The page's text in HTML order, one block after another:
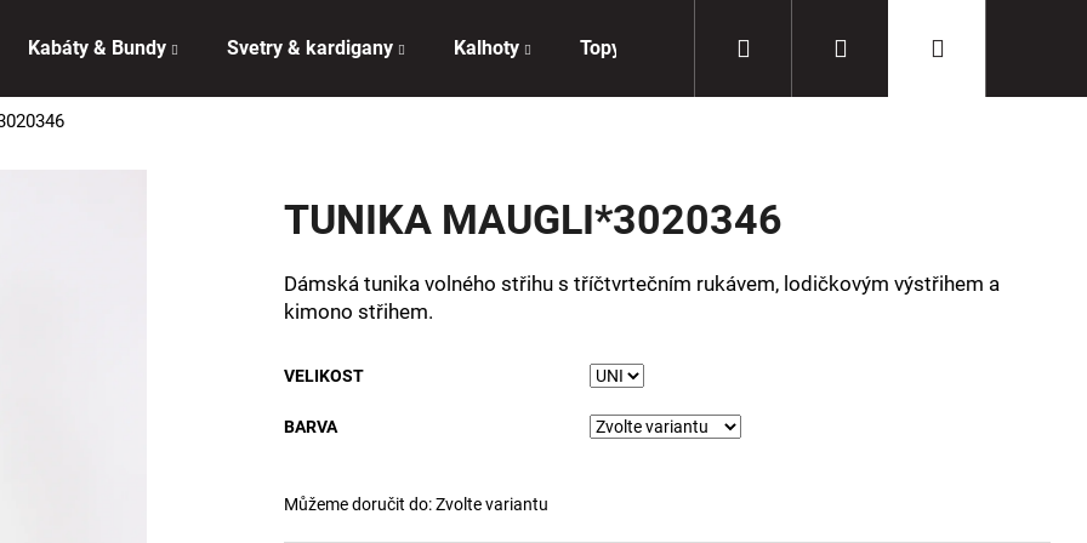
Kabáty & Bundy Svetry & kardigany Kalhoty Topy Doplňky Přihlášení
TUNIKA MAUGLI*3020346
Dámská tunika volného střihu s tříčtvrtečním rukávem, lodičkovým výstřihem a
kimono střihem.
VELIKOST
BARVA
Můžeme doručit do:Zvolte variantu
Co potřebujete najít?
HLEDAT